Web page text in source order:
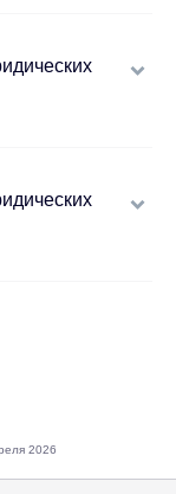
2026